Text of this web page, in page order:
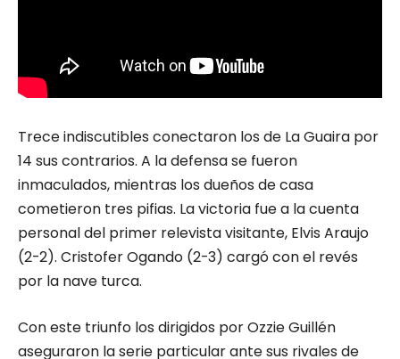
Trece indiscutibles conectaron los de La Guaira por
14 sus contrarios. A la defensa se fueron
inmaculados, mientras los dueños de casa
cometieron tres pifias. La victoria fue a la cuenta
personal del primer relevista visitante, Elvis Araujo
(2-2). Cristofer Ogando (2-3) cargó con el revés
por la nave turca.
Con este triunfo los dirigidos por Ozzie Guillén
aseguraron la serie particular ante sus rivales de